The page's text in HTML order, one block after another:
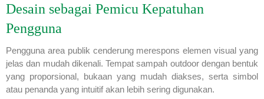
Desain sebagai Pemicu Kepatuhan
Pengguna
Pengguna area publik cenderung merespons elemen visual yang
jelas dan mudah dikenali. Tempat sampah outdoor dengan bentuk
yang proporsional, bukaan yang mudah diakses, serta simbol
atau penanda yang intuitif akan lebih sering digunakan.